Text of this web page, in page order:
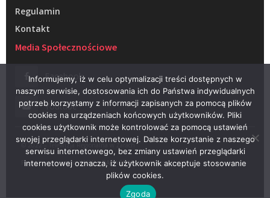
Regulamin
Kontakt
Media Społecznościowe
Facebook
Youtube
© 2022 – Telewizja Regionalna w Żarach
Projektowanie stron WWW –RAGACOM
Informujemy, iż w celu optymalizacji treści dostępnych w
naszym serwisie, dostosowania ich do Państwa indywidualnych
potrzeb korzystamy z informacji zapisanych za pomocą plików
cookies na urządzeniach końcowych użytkowników. Pliki
cookies użytkownik może kontrolować za pomocą ustawień
swojej przeglądarki internetowej. Dalsze korzystanie z naszego
serwisu internetowego, bez zmiany ustawień przeglądarki
internetowej oznacza, iż użytkownik akceptuje stosowanie
plików cookies.
Zgoda